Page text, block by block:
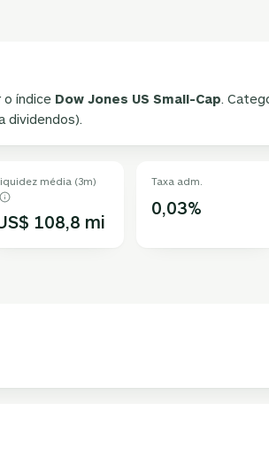
o índice Dow Jones US Small-Cap.
dividendos).
média (3m)
108,8 mi
Taxa adm.
0,03%